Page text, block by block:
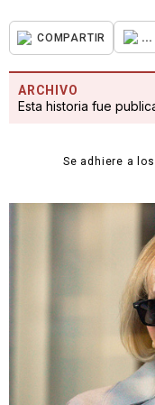
COMPARTIR ...
ARCHIVO
Esta historia fue
Se adhiere a